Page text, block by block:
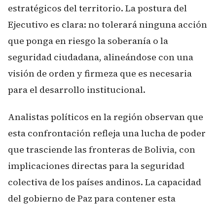
estratégicos del territorio. La postura del
Ejecutivo es clara: no tolerará ninguna acción
que ponga en riesgo la soberanía o la
seguridad ciudadana, alineándose con una
visión de orden y firmeza que es necesaria
para el desarrollo institucional.
Analistas políticos en la región observan que
esta confrontación refleja una lucha de poder
que trasciende las fronteras de Bolivia, con
implicaciones directas para la seguridad
colectiva de los países andinos. La capacidad
del gobierno de Paz para contener esta